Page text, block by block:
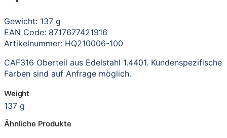
Gewicht: 137 g
EAN Code: 8717677421916
Artikelnummer: HQ210006-100
CAF316 Oberteil aus Edelstahl 1.4401. Kundenspezifische
Farben sind auf Anfrage möglich.
Weight
137 g
Ähnliche Produkte